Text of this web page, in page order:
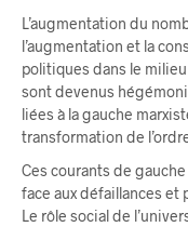
L’augmentation du
l’augmentation et la
politiques dans le
sont devenus
liées à la gauche
transformation de
Ces courants de
face aux défaillances et
Le rôle social de